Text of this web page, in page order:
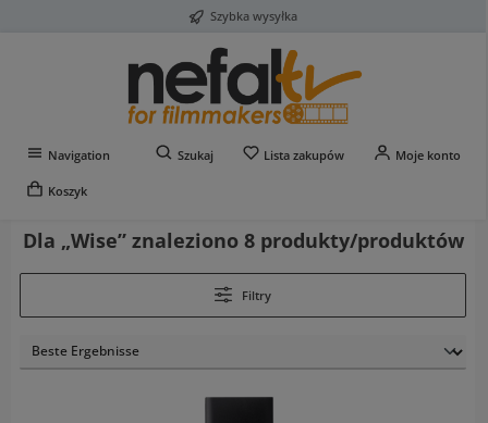
Szybka wysyłka
Navigation Szukaj Lista zakupówMasz 0 przedmioty na
Moje konto
Koszyk
Dla „Wise” znaleziono 8 produkty/produktów
Filtry